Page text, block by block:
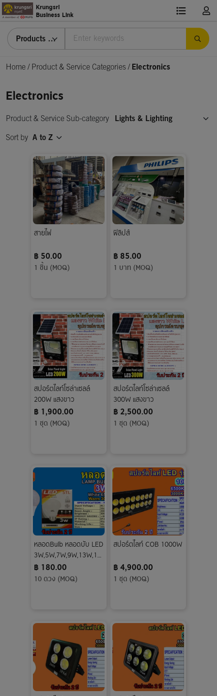
Krungsri
Business Link
Products & Services
Home/Product & Service Categories/Electronics
Electronics
Product & Service Sub-category Lights & Lighting
Sort by A to Z
สายไฟ
฿ 50.00
1 ชิ้น (MOQ)
ฟิลิปส์
฿ 85.00
1 บาท (MOQ)
สปอร์ตไลท์โซล่าเซลล์
200W แสงขาว
฿ 1,900.00
1 ชุด (MOQ)
สปอร์ตไลท์โซล่าเซลล์
300W แสงขาว
฿ 2,500.00
1 ชุด (MOQ)
หลอดBulb หลอดบับ LED
3W,5W,7W,9W,13W,15
W,18W,24W แสงขาว-
วอร์ม
฿ 180.00
10 ดวง (MOQ)
สปอร์ตไลท์ COB 1000W
฿ 4,900.00
1 ชุด (MOQ)